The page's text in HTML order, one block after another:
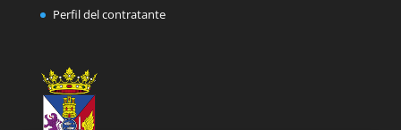
Perfil del contratante